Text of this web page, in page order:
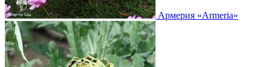
Армерия «Armeria»